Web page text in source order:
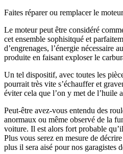
Faites réparer ou remplacer le
Le moteur peut être considéré
cet ensemble sophisitqué et
d’engrenages, l’énergie nécessaire
produite en faisant exploser le
Un tel dispositif, avec toutes les
pourrait très vite s’échauffer et
éviter cela que l’on y met de l’huile
Peut-être avez-vous entendu des
anormaux ou même observé de la
voiture. Il est alors fort probable
Plus vous serez en mesure de
plus il sera aisé pour nos garagistes